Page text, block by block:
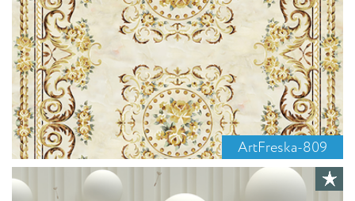
ArtFreska-809